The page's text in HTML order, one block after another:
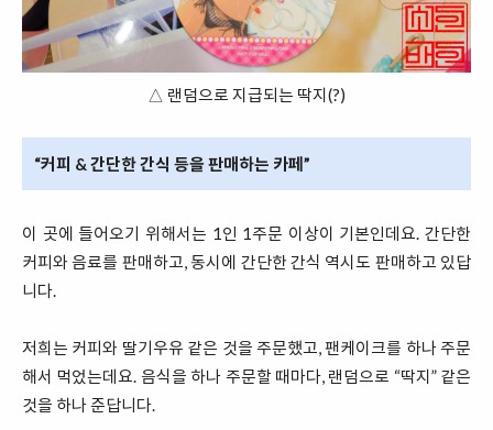
△ 랜덤으로 지급되는 딱지(?)
“커피 & 간단한 간식 등을 판매하는 카페”
이 곳에 들어오기 위해서는 1인 1주문 이상이 기본인데요. 간단한
커피와 음료를 판매하고, 동시에 간단한 간식 역시도 판매하고 있답
니다.
저희는 커피와 딸기우유 같은 것을 주문했고, 팬케이크를 하나 주문
해서 먹었는데요. 음식을 하나 주문할 때마다, 랜덤으로 “딱지” 같은
것을 하나 준답니다.